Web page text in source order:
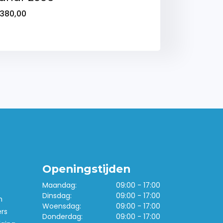
Openingstijden
Maandag:
09:00 - 17:00
Dinsdag:
09:00 - 17:00
Woensdag:
09:00 - 17:00
Donderdag:
09:00 - 17:00